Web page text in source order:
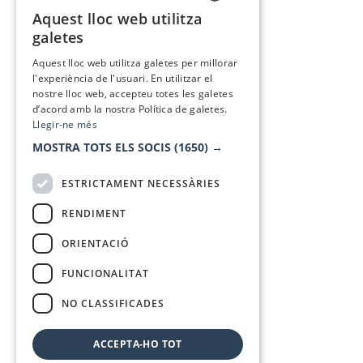
Aquest lloc web utilitza
galetes
Aquest lloc web utilitza galetes per millorar
l'experiència de l'usuari. En utilitzar el
nostre lloc web, accepteu totes les galetes
d’acord amb la nostra Política de galetes.
Llegir-ne més
MOSTRA TOTS ELS SOCIS (1650) →
ESTRICTAMENT NECESSÀRIES
RENDIMENT
ORIENTACIÓ
FUNCIONALITAT
NO CLASSIFICADES
ACCEPTA-HO TOT